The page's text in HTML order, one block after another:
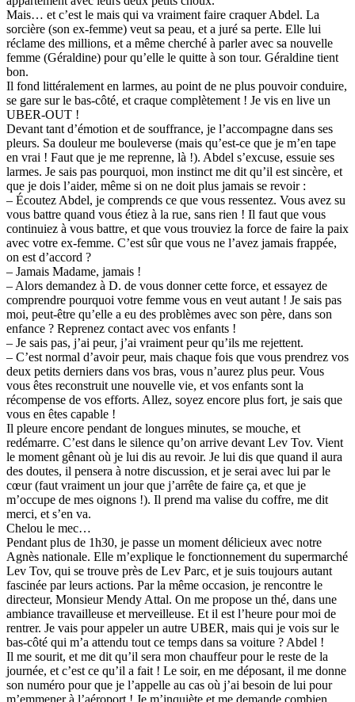
Mais… et c’est le mais qui va vraiment faire craquer Abdel. La
sorcière (son ex-femme) veut sa peau, et a juré sa perte. Elle lui
réclame des millions, et a même cherché à parler avec sa nouvelle
femme (Géraldine) pour qu’elle le quitte à son tour. Géraldine tient
bon.
Il fond littéralement en larmes, au point de ne plus pouvoir conduire,
se gare sur le bas-côté, et craque complètement ! Je vis en live un
UBER-OUT !
Devant tant d’émotion et de souffrance, je l’accompagne dans ses
pleurs. Sa douleur me bouleverse (mais qu’est-ce que je m’en tape
en vrai ! Faut que je me reprenne, là !). Abdel s’excuse, essuie ses
larmes. Je sais pas pourquoi, mon instinct me dit qu’il est sincère, et
que je dois l’aider, même si on ne doit plus jamais se revoir :
– Écoutez Abdel, je comprends ce que vous ressentez. Vous avez su
vous battre quand vous étiez à la rue, sans rien ! Il faut que vous
continuiez à vous battre, et que vous trouviez la force de faire la paix
avec votre ex-femme. C’est sûr que vous ne l’avez jamais frappée,
on est d’accord ?
– Jamais Madame, jamais !
– Alors demandez à D. de vous donner cette force, et essayez de
comprendre pourquoi votre femme vous en veut autant ! Je sais pas
moi, peut-être qu’elle a eu des problèmes avec son père, dans son
enfance ? Reprenez contact avec vos enfants !
– Je sais pas, j’ai peur, j’ai vraiment peur qu’ils me rejettent.
– C’est normal d’avoir peur, mais chaque fois que vous prendrez vos
deux petits derniers dans vos bras, vous n’aurez plus peur. Vous
vous êtes reconstruit une nouvelle vie, et vos enfants sont la
récompense de vos efforts. Allez, soyez encore plus fort, je sais que
vous en êtes capable !
Il pleure encore pendant de longues minutes, se mouche, et
redémarre. C’est dans le silence qu’on arrive devant Lev Tov. Vient
le moment gênant où je lui dis au revoir. Je lui dis que quand il aura
des doutes, il pensera à notre discussion, et je serai avec lui par le
cœur (faut vraiment un jour que j’arrête de faire ça, et que je
m’occupe de mes oignons !). Il prend ma valise du coffre, me dit
merci, et s’en va.
Chelou le mec…
Pendant plus de 1h30, je passe un moment délicieux avec notre
Agnès nationale. Elle m’explique le fonctionnement du supermarché
Lev Tov, qui se trouve près de Lev Parc, et je suis toujours autant
fascinée par leurs actions. Par la même occasion, je rencontre le
directeur, Monsieur Mendy Attal. On me propose un thé, dans une
ambiance travailleuse et merveilleuse. Et il est l’heure pour moi de
rentrer. Je vais pour appeler un autre UBER, mais qui je vois sur le
bas-côté qui m’a attendu tout ce temps dans sa voiture ? Abdel !
Il me sourit, et me dit qu’il sera mon chauffeur pour le reste de la
journée, et c’est ce qu’il a fait ! Le soir, en me déposant, il me donne
son numéro pour que je l’appelle au cas où j’ai besoin de lui pour
m’emmener à l’aéroport ! Je m’inquiète et me demande combien